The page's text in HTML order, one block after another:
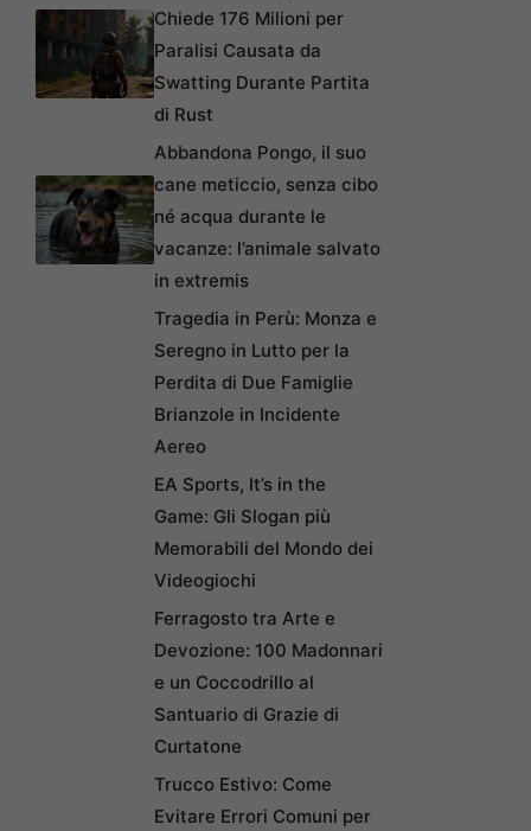
Chiede 176 Milioni per
Paralisi Causata da
Swatting Durante Partita
di Rust
Abbandona Pongo, il suo
cane meticcio, senza cibo
né acqua durante le
vacanze: l’animale salvato
in extremis
Tragedia in Perù: Monza e
Seregno in Lutto per la
Perdita di Due Famiglie
Brianzole in Incidente
Aereo
EA Sports, It’s in the
Game: Gli Slogan più
Memorabili del Mondo dei
Videogiochi
Ferragosto tra Arte e
Devozione: 100 Madonnari
e un Coccodrillo al
Santuario di Grazie di
Curtatone
Trucco Estivo: Come
Evitare Errori Comuni per